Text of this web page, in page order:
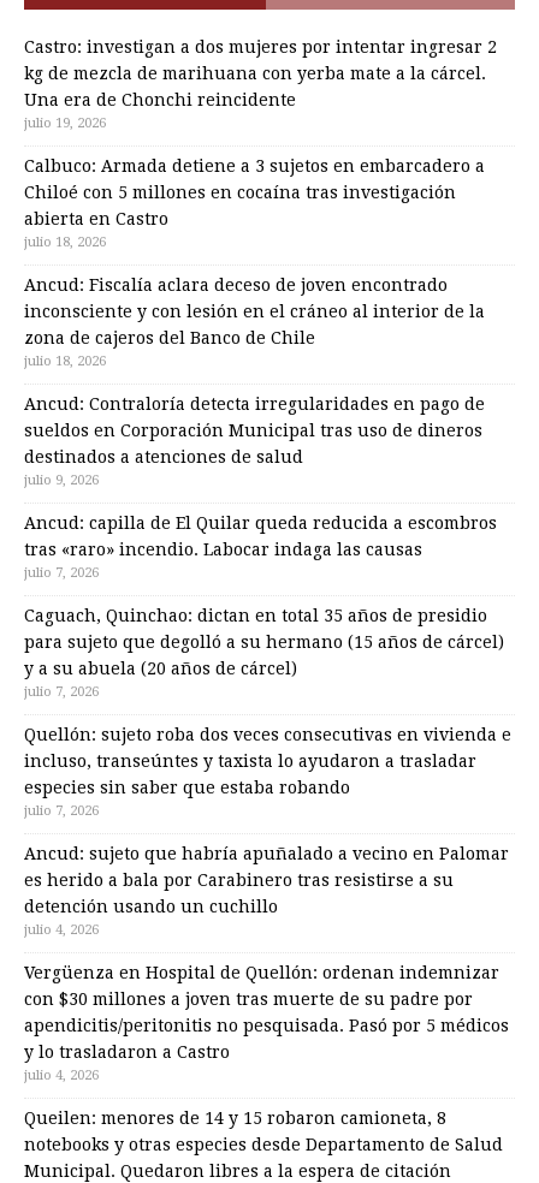
Castro: investigan a dos mujeres por intentar ingresar 2
kg de mezcla de marihuana con yerba mate a la cárcel.
Una era de Chonchi reincidente
julio 19, 2026
Calbuco: Armada detiene a 3 sujetos en embarcadero a
Chiloé con 5 millones en cocaína tras investigación
abierta en Castro
julio 18, 2026
Ancud: Fiscalía aclara deceso de joven encontrado
inconsciente y con lesión en el cráneo al interior de la
zona de cajeros del Banco de Chile
julio 18, 2026
Ancud: Contraloría detecta irregularidades en pago de
sueldos en Corporación Municipal tras uso de dineros
destinados a atenciones de salud
julio 9, 2026
Ancud: capilla de El Quilar queda reducida a escombros
tras «raro» incendio. Labocar indaga las causas
julio 7, 2026
Caguach, Quinchao: dictan en total 35 años de presidio
para sujeto que degolló a su hermano (15 años de cárcel)
y a su abuela (20 años de cárcel)
julio 7, 2026
Quellón: sujeto roba dos veces consecutivas en vivienda e
incluso, transeúntes y taxista lo ayudaron a trasladar
especies sin saber que estaba robando
julio 7, 2026
Ancud: sujeto que habría apuñalado a vecino en Palomar
es herido a bala por Carabinero tras resistirse a su
detención usando un cuchillo
julio 4, 2026
Vergüenza en Hospital de Quellón: ordenan indemnizar
con $30 millones a joven tras muerte de su padre por
apendicitis/peritonitis no pesquisada. Pasó por 5 médicos
y lo trasladaron a Castro
julio 4, 2026
Queilen: menores de 14 y 15 robaron camioneta, 8
notebooks y otras especies desde Departamento de Salud
Municipal. Quedaron libres a la espera de citación